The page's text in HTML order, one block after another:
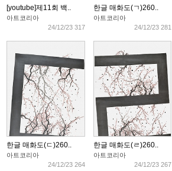
[youtube]제11회 백..
아트코리아
24/12/23 317
한글 매화도(ㄱ)260..
아트코리아
24/12/23 281
한글 매화도(ㄷ)260..
아트코리아
24/12/23 264
한글 매화도(ㄹ)260..
아트코리아
24/12/23 267